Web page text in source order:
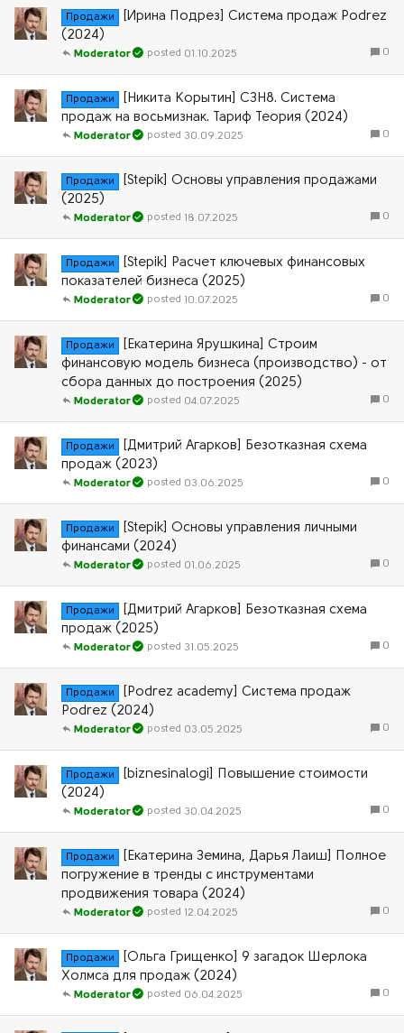
Продажи
[Ирина Подрез] Система продаж Podrez
(2024)
0
01.10.2025
Moderator
Продажи
[Никита Корытин] СЗН8. Система
продаж на восьмизнак. Тариф Теория (2024)
0
30.09.2025
Moderator
Продажи
[Stepik] Основы управления продажами
(2025)
0
18.07.2025
Moderator
Продажи
[Stepik] Расчет ключевых финансовых
показателей бизнеса (2025)
0
10.07.2025
Moderator
Продажи
[Екатерина Ярушкина] Строим
финансовую модель бизнеса (производство) - от
сбора данных до построения (2025)
0
04.07.2025
Moderator
Продажи
[Дмитрий Агарков] Безотказная схема
продаж (2023)
0
03.06.2025
Moderator
Продажи
[Stepik] Основы управления личными
финансами (2024)
0
01.06.2025
Moderator
Продажи
[Дмитрий Агарков] Безотказная схема
продаж (2025)
0
31.05.2025
Moderator
Продажи
[Podrez academy] Система продаж
Podrez (2024)
0
03.05.2025
Moderator
Продажи
[biznesinalogi] Повышение стоимости
(2024)
0
30.04.2025
Moderator
Продажи
[Екатерина Земина, Дарья Лаиш] Полное
погружение в тренды с инструментами
продвижения товара (2024)
0
12.04.2025
Moderator
Продажи
[Ольга Грищенко] 9 загадок Шерлока
Холмса для продаж (2024)
0
06.04.2025
Moderator